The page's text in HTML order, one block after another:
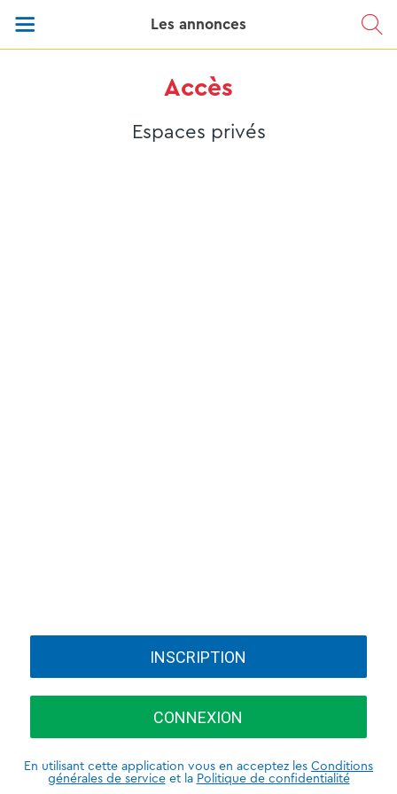
Les annonces
Accès
Espaces privés
INSCRIPTION
CONNEXION
En utilisant cette application vous en acceptez les Conditions
générales de serviceet la Politique de confidentialité